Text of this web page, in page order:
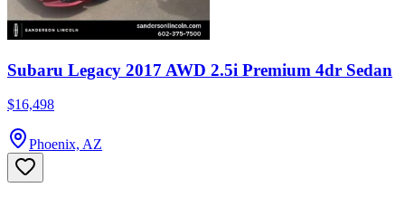
Subaru Legacy 2017 AWD 2.5i Premium 4dr Sedan
$16,498
Phoenix, AZ